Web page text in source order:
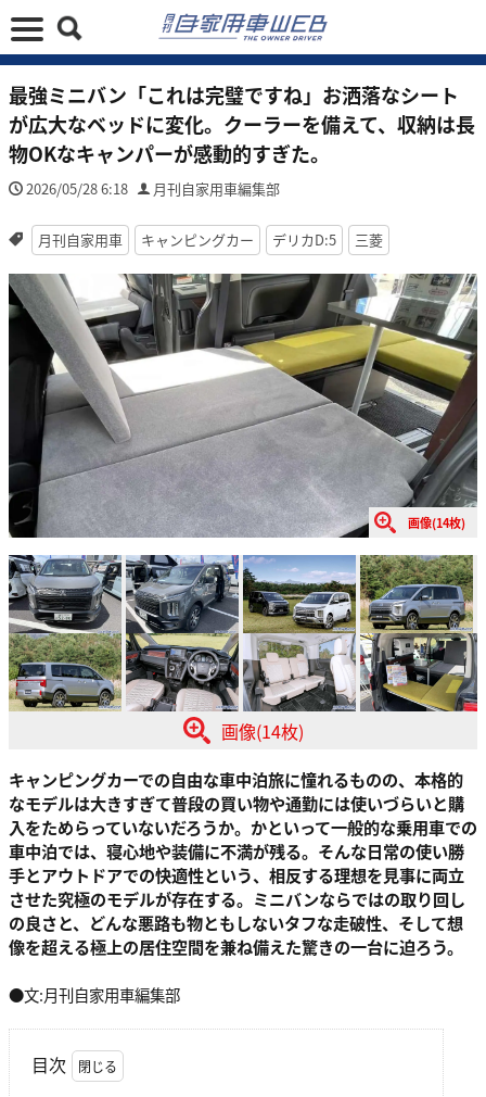
最強ミニバン「これは完璧ですね」お洒落なシート
が広大なベッドに変化。クーラーを備えて、収納は長
物OKなキャンパーが感動的すぎた。
2026/05/28 6:18 月刊自家用車編集部
月刊自家用車 キャンピングカー デリカD:5 三菱
画像(14枚)
画像(14枚)
キャンピングカーでの自由な車中泊旅に憧れるものの、本格的
なモデルは大きすぎて普段の買い物や通勤には使いづらいと購
入をためらっていないだろうか。かといって一般的な乗用車での
車中泊では、寝心地や装備に不満が残る。そんな日常の使い勝
手とアウトドアでの快適性という、相反する理想を見事に両立
させた究極のモデルが存在する。ミニバンならではの取り回し
の良さと、どんな悪路も物ともしないタフな走破性、そして想
像を超える極上の居住空間を兼ね備えた驚きの一台に迫ろう。
●文:月刊自家用車編集部
目次